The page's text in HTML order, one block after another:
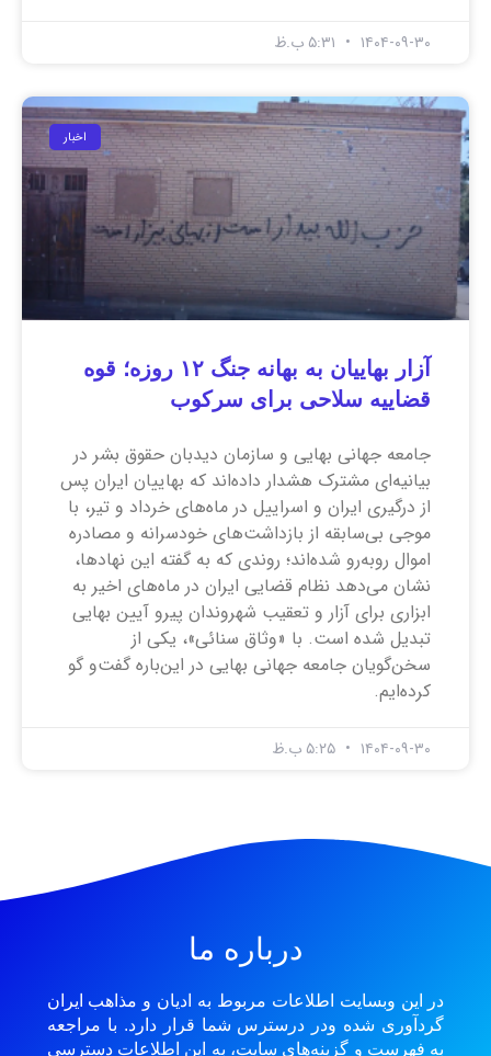
۱۴۰۴-۰۹-۳۰
اخبار
آزار بهاییان به بهانه جنگ ۱۲ روزه؛ قوه
قضاییه سلاحی برای سرکوب
جامعه جهانی بهایی و سازمان دیدبان حقوق بشر در
بیانیه‌ای مشترک هشدار داده‌اند که بهاییان ایران پس
از درگیری ایران و اسراییل در ماه‌های خرداد و تیر، با
موجی بی‌سابقه از بازداشت‌های خودسرانه و مصادره
اموال روبه‌رو شده‌اند؛ روندی که به گفته این نهاد‌ها،
نشان می‌دهد نظام قضایی ایران در ماه‌های اخیر به
ابزاری برای آزار و تعقیب شهروندان پیرو آیین بهایی
تبدیل شده است. با «وثاق سنائی»، یکی از
سخن‌گویان جامعه جهانی بهایی در این‌باره گفت‌و گو
کرده‌ایم.
۱۴۰۴-۰۹-۳۰
درباره ما
در این وبسایت اطلاعات مربوط به ادیان و مذاهب ایران
گردآوری شده ودر درسترس شما قرار دارد. با مراجعه
به فهرست و گزینه‌های سایت، به این اطلاعات دسترسی